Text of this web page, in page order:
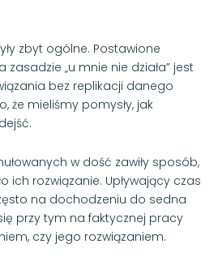
zbyt ogólne. Postawione
„u mnie nie działa” jest
bez replikacji danego
że mieliśmy pomysły, jak
w dość zawiły sposób,
ich rozwiązanie. Upływający czas
na dochodzeniu do sedna
przy tym na faktycznej pracy
czy jego rozwiązaniem.